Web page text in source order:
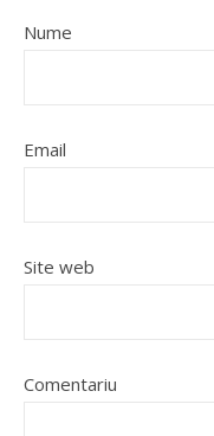
Nume
Email
Site web
Comentariu